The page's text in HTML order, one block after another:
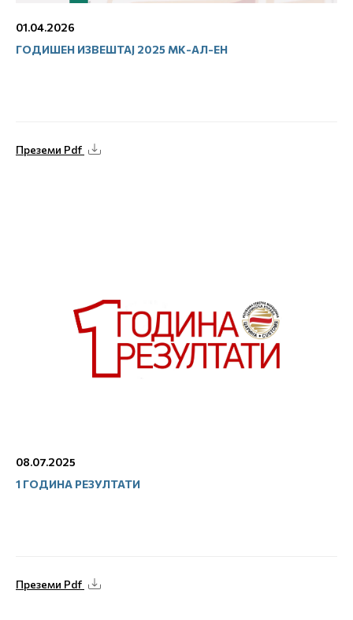
01.04.2026
ГОДИШЕН ИЗВЕШТАЈ 2025 МК-АЛ-ЕН
Преземи Pdf
08.07.2025
1 ГОДИНА РЕЗУЛТАТИ
Преземи Pdf